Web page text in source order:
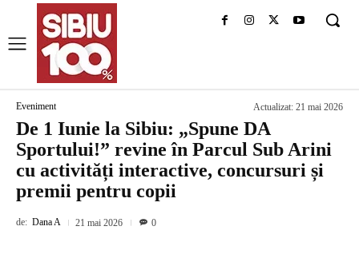
Eveniment Actualizat: 21 mai 2026
De 1 Iunie la Sibiu: „Spune DA
Sportului!” revine în Parcul Sub Arini
cu activități interactive, concursuri și
premii pentru copii
de: Dana A 21 mai 2026 0